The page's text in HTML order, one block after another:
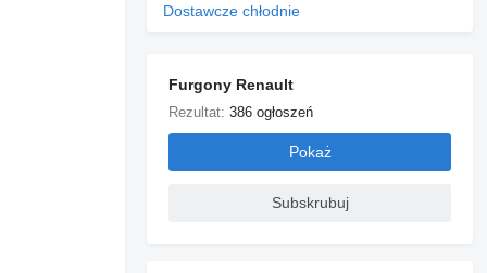
Dostawcze chłodnie
Furgony Renault
Rezultat:386 ogłoszeń
Pokaż
Subskrubuj